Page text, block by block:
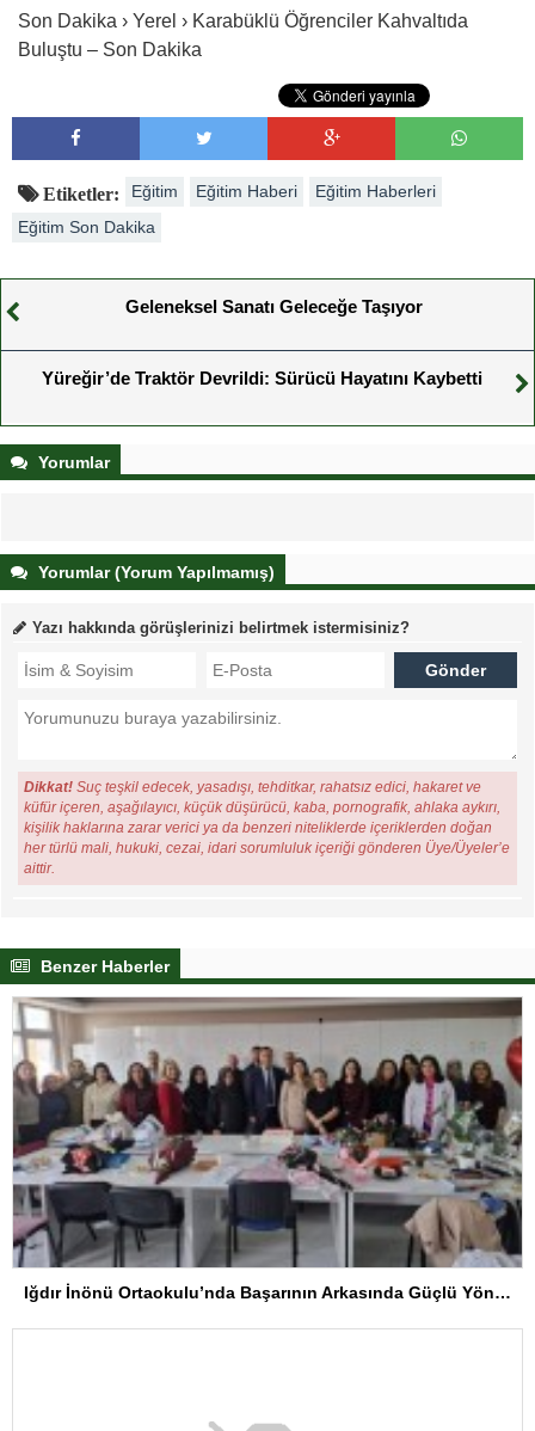
Son Dakika › Yerel › Karabüklü Öğrenciler Kahvaltıda
Buluştu – Son Dakika
Etiketler: Eğitim Eğitim Haberi
Eğitim Haberleri
Eğitim Son Dakika
Geleneksel Sanatı Geleceğe Taşıyor
Yüreğir’de Traktör Devrildi: Sürücü Hayatını Kaybetti
Yorumlar
Yorumlar (Yorum Yapılmamış)
Yazı hakkında görüşlerinizi belirtmek istermisiniz?
Dikkat! Suç teşkil edecek, yasadışı, tehditkar, rahatsız edici, hakaret ve
küfür içeren, aşağılayıcı, küçük düşürücü, kaba, pornografik, ahlaka aykırı,
kişilik haklarına zarar verici ya da benzeri niteliklerde içeriklerden doğan
her türlü mali, hukuki, cezai, idari sorumluluk içeriği gönderen Üye/Üyeler’e
aittir.
Benzer Haberler
Iğdır İnönü Ortaokulu’nda Başarının Arkasında Güçlü Yönetim ve Özverili Eğitim Kadrosu Bulunuyor